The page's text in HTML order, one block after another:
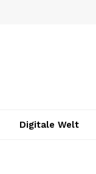
Digitale Welt